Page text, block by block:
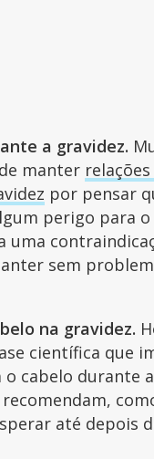
a gravidez.
manter
por pensar
perigo para o
uma
sem
na gravidez.
científica que
cabelo durante
até depois